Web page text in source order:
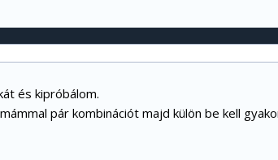
és kipróbálom.
pár kombinációt majd külön be kell